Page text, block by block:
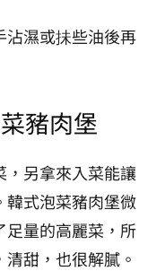
沾濕或抺些油後再
豬肉堡
，另拿來入菜能讓
韓式泡菜豬肉堡微
足量的高麗菜，所
甜，也很解膩。